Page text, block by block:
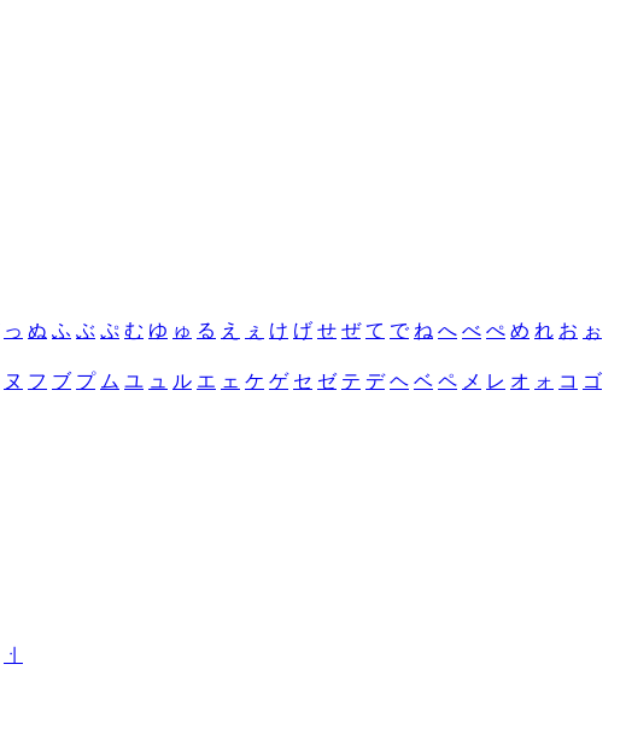
っ ぬ ふ ぶ ぷ む ゆ ゅ る え ぇ け げ せ ぜ て で ね へ べ ぺ め れ お ぉ
ヌ フ ブ プ ム ユ ュ ル エ ェ ケ ゲ セ ゼ テ デ ヘ ベ ペ メ レ オ ォ コ ゴ
ㆎ